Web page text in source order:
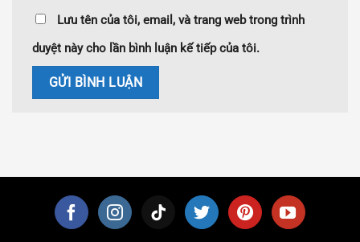
Lưu tên của tôi, email, và trang web trong trình
duyệt này cho lần bình luận kế tiếp của tôi.